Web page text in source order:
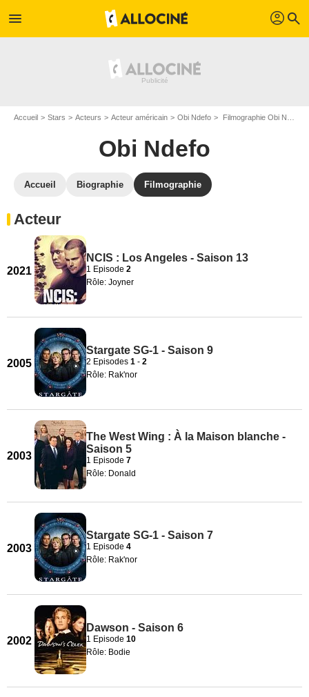
menu profil search
Accueil Stars Acteurs Acteur américain Obi Ndefo Filmographie Obi Ndefo
Obi Ndefo
Accueil Biographie Filmographie
Acteur
2021
NCIS : Los Angeles - Saison 13
1 Episode 2
Rôle: Joyner
2005
Stargate SG-1 - Saison 9
2 Episodes 1 - 2
Rôle: Rak'nor
2003
The West Wing : À la Maison blanche -
Saison 5
1 Episode 7
Rôle: Donald
2003
Stargate SG-1 - Saison 7
1 Episode 4
Rôle: Rak'nor
2002
Dawson - Saison 6
1 Episode 10
Rôle: Bodie